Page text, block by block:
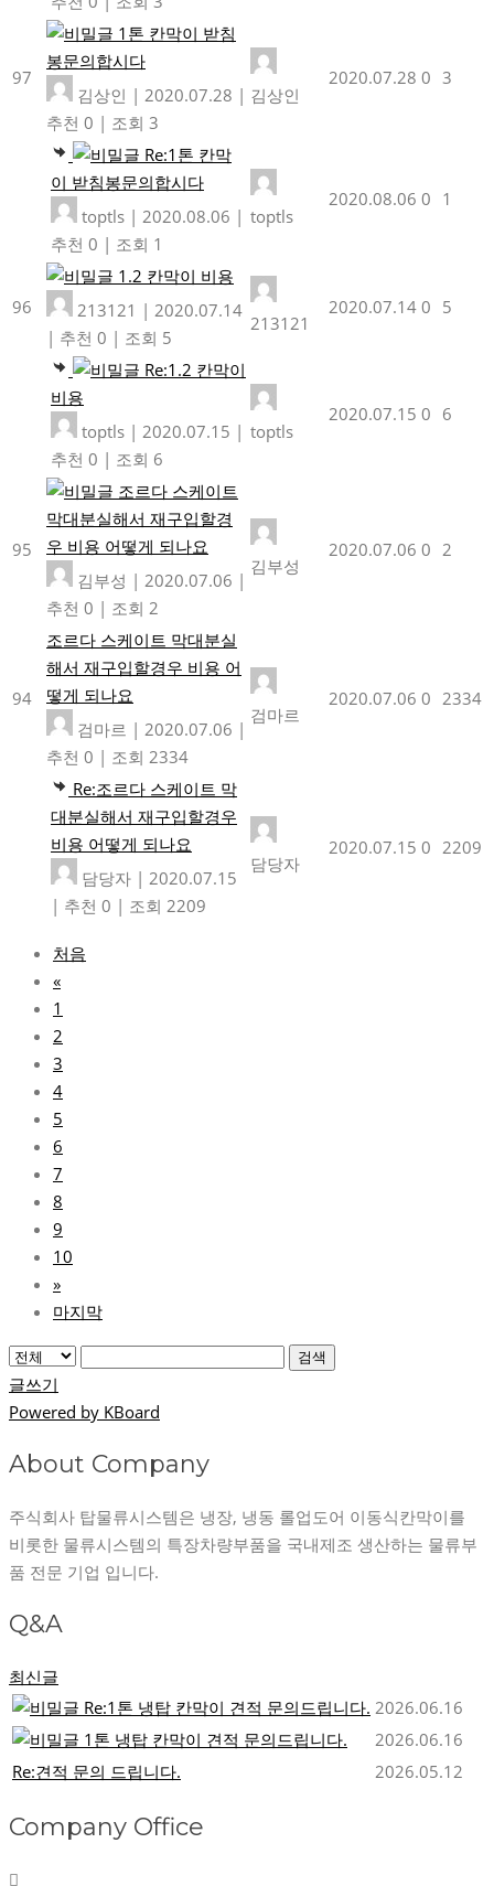
97
1톤 칸막이 받침
봉문의합시다
김상인 | 2020.07.28 |
추천 0 | 조회 3
김상인
2020.07.28 0 3
Re:1톤 칸막
이 받침봉문의합시다
toptls | 2020.08.06 |
추천 0 | 조회 1
toptls
2020.08.06 0 1
96
1.2 칸막이 비용
213121 | 2020.07.14
| 추천 0 | 조회 5
213121
2020.07.14 0 5
Re:1.2 칸막이
비용
toptls | 2020.07.15 |
추천 0 | 조회 6
toptls
2020.07.15 0 6
95
조르다 스케이트
막대분실해서 재구입할경
우 비용 어떻게 되나요
김부성 | 2020.07.06 |
추천 0 | 조회 2
김부성
2020.07.06 0 2
94
조르다 스케이트 막대분실
해서 재구입할경우 비용 어
떻게 되나요
검마르 | 2020.07.06 |
추천 0 | 조회 2334
검마르
2020.07.06 0 2334
Re:조르다 스케이트 막
대분실해서 재구입할경우
비용 어떻게 되나요
담당자 | 2020.07.15
| 추천 0 | 조회 2209
담당자
2020.07.15 0 2209
처음
«
1
2
3
4
5
6
7
8
9
10
»
마지막
검색
글쓰기
Powered by KBoard
About Company
주식회사 탑물류시스템은 냉장, 냉동 롤업도어 이동식칸막이를
비롯한 물류시스템의 특장차량부품을 국내제조 생산하는 물류부
품 전문 기업 입니다.
Q&A
최신글
Re:1톤 냉탑 칸막이 견적 문의드립니다. 2026.06.16
1톤 냉탑 칸막이 견적 문의드립니다.
2026.06.16
Re:견적 문의 드립니다.
2026.05.12
Company Office